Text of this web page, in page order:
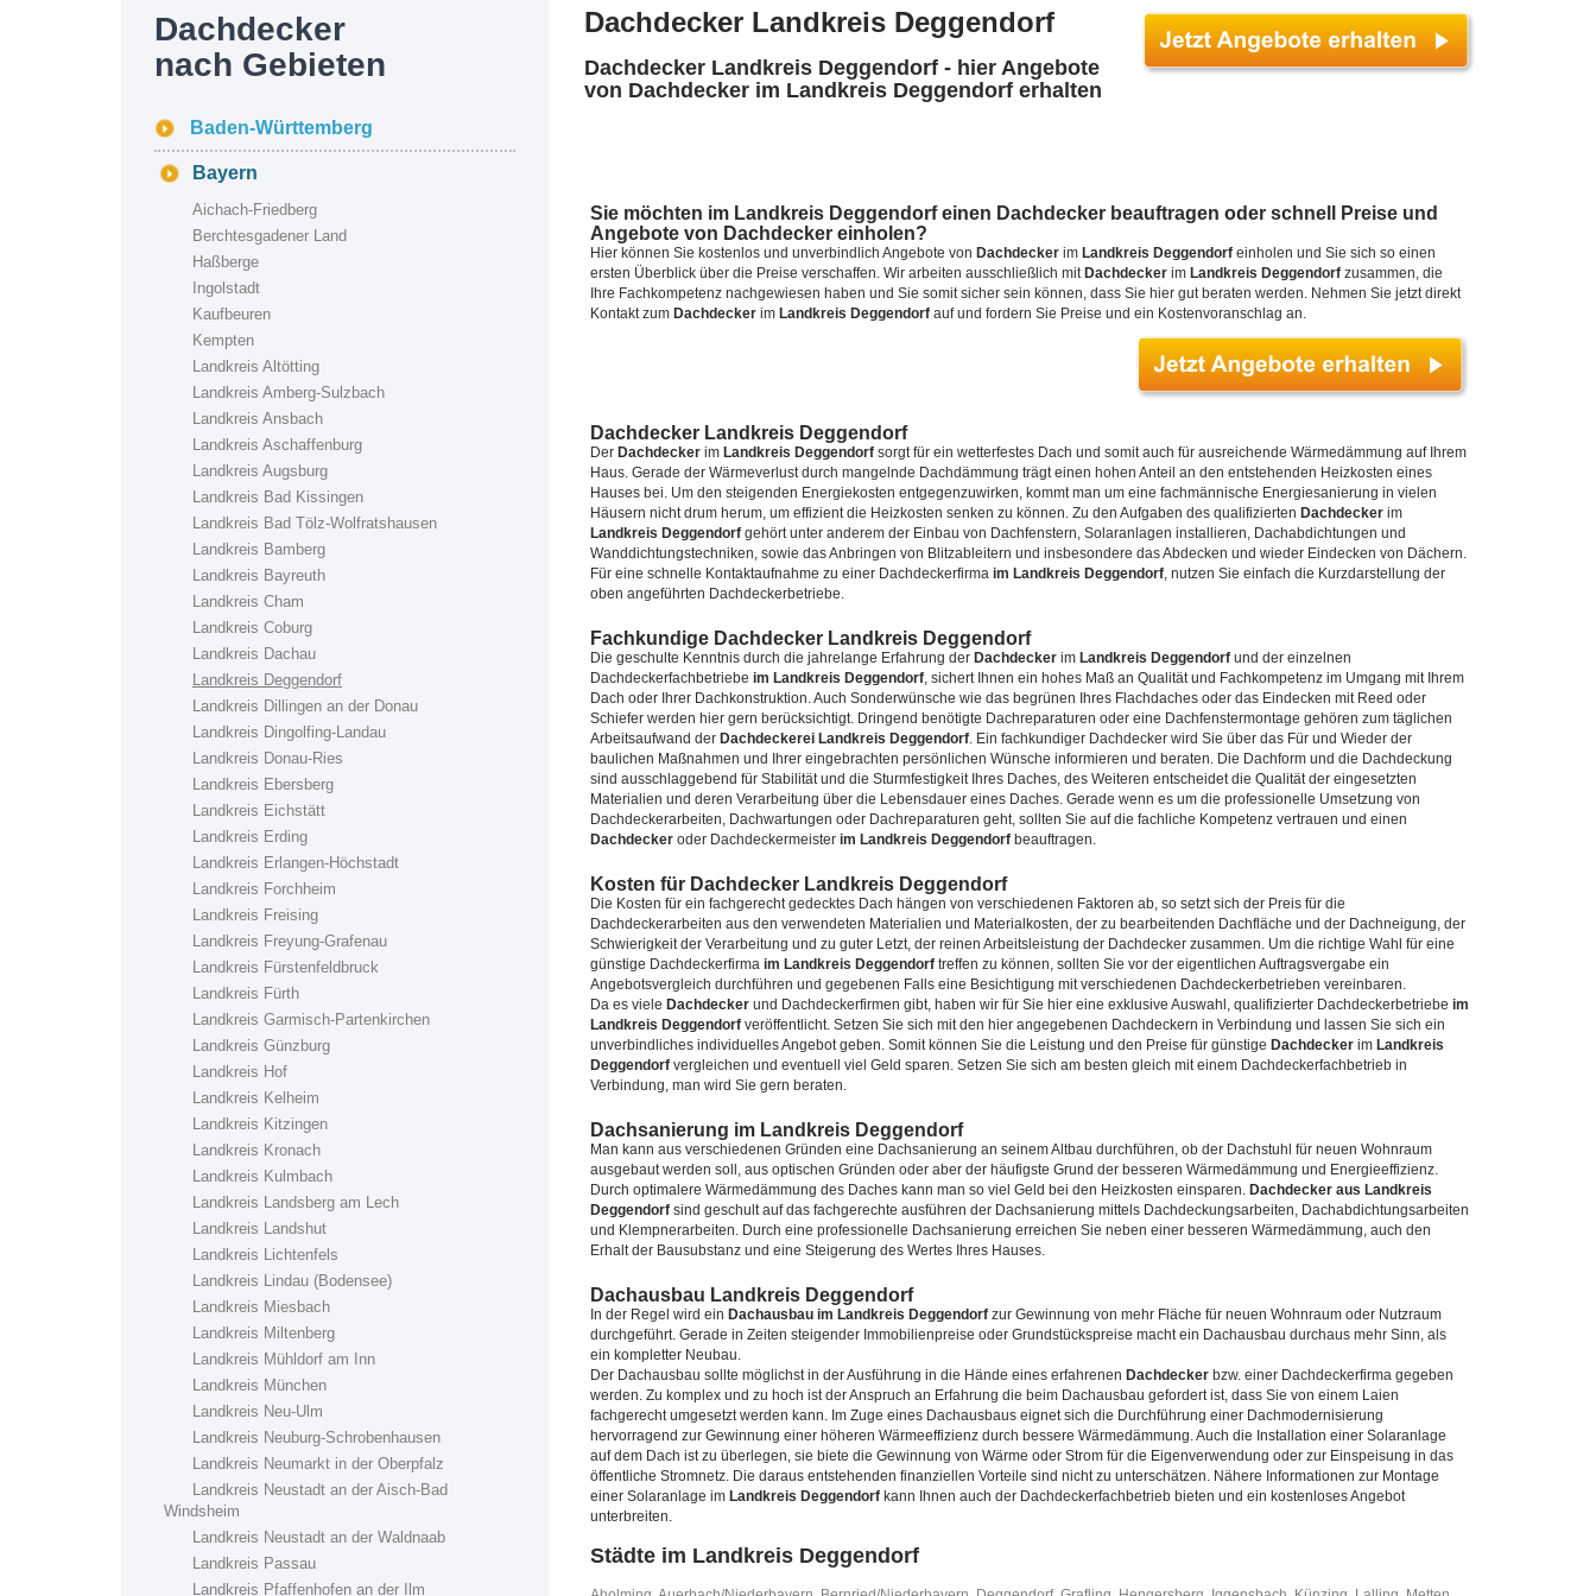
Dachdecker
nach Gebieten
Baden-Württemberg
Bayern
Aichach-Friedberg
Berchtesgadener Land
Haßberge
Ingolstadt
Kaufbeuren
Kempten
Landkreis Altötting
Landkreis Amberg-Sulzbach
Landkreis Ansbach
Landkreis Aschaffenburg
Landkreis Augsburg
Landkreis Bad Kissingen
Landkreis Bad Tölz-Wolfratshausen
Landkreis Bamberg
Landkreis Bayreuth
Landkreis Cham
Landkreis Coburg
Landkreis Dachau
Landkreis Deggendorf
Landkreis Dillingen an der Donau
Landkreis Dingolfing-Landau
Landkreis Donau-Ries
Landkreis Ebersberg
Landkreis Eichstätt
Landkreis Erding
Landkreis Erlangen-Höchstadt
Landkreis Forchheim
Landkreis Freising
Landkreis Freyung-Grafenau
Landkreis Fürstenfeldbruck
Landkreis Fürth
Landkreis Garmisch-Partenkirchen
Landkreis Günzburg
Landkreis Hof
Landkreis Kelheim
Landkreis Kitzingen
Landkreis Kronach
Landkreis Kulmbach
Landkreis Landsberg am Lech
Landkreis Landshut
Landkreis Lichtenfels
Landkreis Lindau (Bodensee)
Landkreis Miesbach
Landkreis Miltenberg
Landkreis Mühldorf am Inn
Landkreis München
Landkreis Neu-Ulm
Landkreis Neuburg-Schrobenhausen
Landkreis Neumarkt in der Oberpfalz
Landkreis Neustadt an der Aisch-Bad
Windsheim
Landkreis Neustadt an der Waldnaab
Landkreis Passau
Landkreis Pfaffenhofen an der Ilm
Dachdecker Landkreis Deggendorf
Dachdecker Landkreis Deggendorf - hier Angebote
von Dachdecker im Landkreis Deggendorf erhalten
Sie möchten im Landkreis Deggendorfeinen Dachdecker beauftragen oder schnell Preise und
Angebote von Dachdecker einholen?
Hier können Sie kostenlos und unverbindlich Angebote von Dachdecker im Landkreis Deggendorf einholen und Sie sich so einen
ersten Überblick über die Preise verschaffen. Wir arbeiten ausschließlich mit Dachdecker im Landkreis Deggendorf zusammen, die
Ihre Fachkompetenz nachgewiesen haben und Sie somit sicher sein können, dass Sie hier gut beraten werden. Nehmen Sie jetzt direkt
Kontakt zum Dachdecker im Landkreis Deggendorf auf und fordern Sie Preise und ein Kostenvoranschlag an.
Dachdecker Landkreis Deggendorf
Der Dachdecker im Landkreis Deggendorf sorgt für ein wetterfestes Dach und somit auch für ausreichende Wärmedämmung auf Ihrem
Haus. Gerade der Wärmeverlust durch mangelnde Dachdämmung trägt einen hohen Anteil an den entstehenden Heizkosten eines
Hauses bei. Um den steigenden Energiekosten entgegenzuwirken, kommt man um eine fachmännische Energiesanierung in vielen
Häusern nicht drum herum, um effizient die Heizkosten senken zu können. Zu den Aufgaben des qualifizierten Dachdecker im
Landkreis Deggendorf gehört unter anderem der Einbau von Dachfenstern, Solaranlagen installieren, Dachabdichtungen und
Wanddichtungstechniken, sowie das Anbringen von Blitzableitern und insbesondere das Abdecken und wieder Eindecken von Dächern.
Für eine schnelle Kontaktaufnahme zu einer Dachdeckerfirma im Landkreis Deggendorf, nutzen Sie einfach die Kurzdarstellung der
oben angeführten Dachdeckerbetriebe.
Fachkundige Dachdecker Landkreis Deggendorf
Die geschulte Kenntnis durch die jahrelange Erfahrung der Dachdecker im Landkreis Deggendorf und der einzelnen
Dachdeckerfachbetriebe im Landkreis Deggendorf, sichert Ihnen ein hohes Maß an Qualität und Fachkompetenz im Umgang mit Ihrem
Dach oder Ihrer Dachkonstruktion. Auch Sonderwünsche wie das begrünen Ihres Flachdaches oder das Eindecken mit Reed oder
Schiefer werden hier gern berücksichtigt. Dringend benötigte Dachreparaturen oder eine Dachfenstermontage gehören zum täglichen
Arbeitsaufwand der Dachdeckerei Landkreis Deggendorf. Ein fachkundiger Dachdecker wird Sie über das Für und Wieder der
baulichen Maßnahmen und Ihrer eingebrachten persönlichen Wünsche informieren und beraten. Die Dachform und die Dachdeckung
sind ausschlaggebend für Stabilität und die Sturmfestigkeit Ihres Daches, des Weiteren entscheidet die Qualität der eingesetzten
Materialien und deren Verarbeitung über die Lebensdauer eines Daches. Gerade wenn es um die professionelle Umsetzung von
Dachdeckerarbeiten, Dachwartungen oder Dachreparaturen geht, sollten Sie auf die fachliche Kompetenz vertrauen und einen
Dachdecker oder Dachdeckermeister im Landkreis Deggendorf beauftragen.
Kosten für Dachdecker Landkreis Deggendorf
Die Kosten für ein fachgerecht gedecktes Dach hängen von verschiedenen Faktoren ab, so setzt sich der Preis für die
Dachdeckerarbeiten aus den verwendeten Materialien und Materialkosten, der zu bearbeitenden Dachfläche und der Dachneigung, der
Schwierigkeit der Verarbeitung und zu guter Letzt, der reinen Arbeitsleistung der Dachdecker zusammen. Um die richtige Wahl für eine
günstige Dachdeckerfirma im Landkreis Deggendorf treffen zu können, sollten Sie vor der eigentlichen Auftragsvergabe ein
Angebotsvergleich durchführen und gegebenen Falls eine Besichtigung mit verschiedenen Dachdeckerbetrieben vereinbaren.
Da es viele Dachdecker und Dachdeckerfirmen gibt, haben wir für Sie hier eine exklusive Auswahl, qualifizierter Dachdeckerbetriebe im
Landkreis Deggendorf veröffentlicht. Setzen Sie sich mit den hier angegebenen Dachdeckern in Verbindung und lassen Sie sich ein
unverbindliches individuelles Angebot geben. Somit können Sie die Leistung und den Preise für günstige Dachdecker im Landkreis
Deggendorf vergleichen und eventuell viel Geld sparen. Setzen Sie sich am besten gleich mit einem Dachdeckerfachbetrieb in
Verbindung, man wird Sie gern beraten.
Dachsanierung im Landkreis Deggendorf
Man kann aus verschiedenen Gründen eine Dachsanierung an seinem Altbau durchführen, ob der Dachstuhl für neuen Wohnraum
ausgebaut werden soll, aus optischen Gründen oder aber der häufigste Grund der besseren Wärmedämmung und Energieeffizienz.
Durch optimalere Wärmedämmung des Daches kann man so viel Geld bei den Heizkosten einsparen. Dachdecker aus Landkreis
Deggendorf sind geschult auf das fachgerechte ausführen der Dachsanierung mittels Dachdeckungsarbeiten, Dachabdichtungsarbeiten
und Klempnerarbeiten. Durch eine professionelle Dachsanierung erreichen Sie neben einer besseren Wärmedämmung, auch den
Erhalt der Bausubstanz und eine Steigerung des Wertes Ihres Hauses.
Dachausbau Landkreis Deggendorf
In der Regel wird ein Dachausbau im Landkreis Deggendorf zur Gewinnung von mehr Fläche für neuen Wohnraum oder Nutzraum
durchgeführt. Gerade in Zeiten steigender Immobilienpreise oder Grundstückspreise macht ein Dachausbau durchaus mehr Sinn, als
ein kompletter Neubau.
Der Dachausbau sollte möglichst in der Ausführung in die Hände eines erfahrenen Dachdecker bzw. einer Dachdeckerfirma gegeben
werden. Zu komplex und zu hoch ist der Anspruch an Erfahrung die beim Dachausbau gefordert ist, dass Sie von einem Laien
fachgerecht umgesetzt werden kann. Im Zuge eines Dachausbaus eignet sich die Durchführung einer Dachmodernisierung
hervorragend zur Gewinnung einer höheren Wärmeeffizienz durch bessere Wärmedämmung. Auch die Installation einer Solaranlage
auf dem Dach ist zu überlegen, sie biete die Gewinnung von Wärme oder Strom für die Eigenverwendung oder zur Einspeisung in das
öffentliche Stromnetz. Die daraus entstehenden finanziellen Vorteile sind nicht zu unterschätzen. Nähere Informationen zur Montage
einer Solaranlage im Landkreis Deggendorf kann Ihnen auch der Dachdeckerfachbetrieb bieten und ein kostenloses Angebot
unterbreiten.
Städte im Landkreis Deggendorf